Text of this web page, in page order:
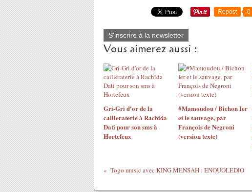
Repost 0
S'inscrire à la newsletter
Vous aimerez aussi :
Gri-Gri d'or de la
cailleraterie à Rachida
Dati pour son sms à
Hortefeux
#Mamoudou / Bichon Ier
et le sauvage, par
François de Negroni
(version texte)
Togo music avec KING MENSAH : ENOUOLEDJO